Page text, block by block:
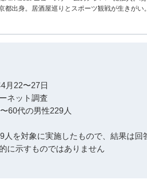
都出身。居酒屋巡りとスポーツ観戦が生きがい。
月22〜27日
ネット調査
60代の男性229人
を対象に実施したもので、結果は回
に示すものではありません